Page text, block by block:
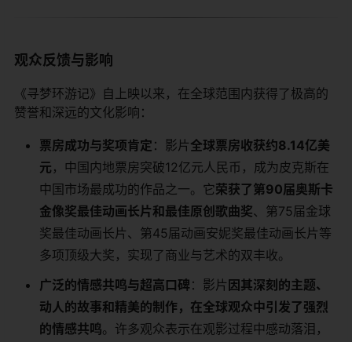
观众反馈与影响
《寻梦环游记》自上映以来，在全球范围内获得了极高的
赞誉和深远的文化影响：
​票房成功与奖项肯定​ ​：影片​​全球票房收获约8.14亿美
元​ ​，中国内地票房突破12亿元人民币，成为皮克斯在
中国市场最成功的作品之一。它​​荣获了第90届奥斯卡
金像奖最佳动画长片和最佳原创歌曲奖​​、第75届金球
奖最佳动画长片、第45届动画安妮奖最佳动画长片等
多项顶级大奖，实现了商业与艺术的双丰收。
​广泛的情感共鸣与超高口碑​ ​：影片​ ​因其深刻的主题、
动人的故事和精美的制作，在全球观众中引发了强烈
的情感共鸣​​。许多观众表示在观影过程中感动落泪，